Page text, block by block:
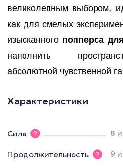
великолепным выбором,
как для смелых
изысканного попперса
наполнить
абсолютной чувственной
Характеристики
Сила 8
Продолжительность 9